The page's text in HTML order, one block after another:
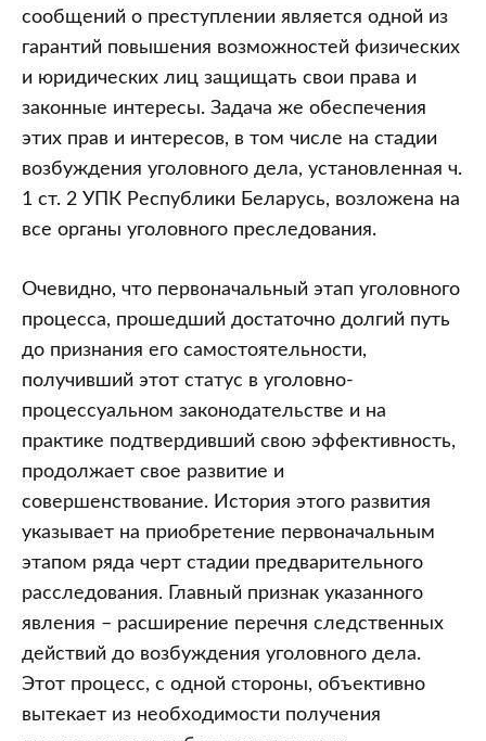
сообщений о преступлении является одной из
гарантий повышения возможностей физических
и юридических лиц защищать свои права и
законные интересы. Задача же обеспечения
этих прав и интересов, в том числе на стадии
возбуждения уголовного дела, установленная ч.
1 ст. 2 УПК Республики Беларусь, возложена на
все органы уголовного преследования.
Очевидно, что первоначальный этап уголовного
процесса, прошедший достаточно долгий путь
до признания его самостоятельности,
получивший этот статус в уголовно-
процессуальном законодательстве и на
практике подтвердивший свою эффективность,
продолжает свое развитие и
совершенствование. История этого развития
указывает на приобретение первоначальным
этапом ряда черт стадии предварительного
расследования. Главный признак указанного
явления – расширение перечня следственных
действий до возбуждения уголовного дела.
Этот процесс, с одной стороны, объективно
вытекает из необходимости получения